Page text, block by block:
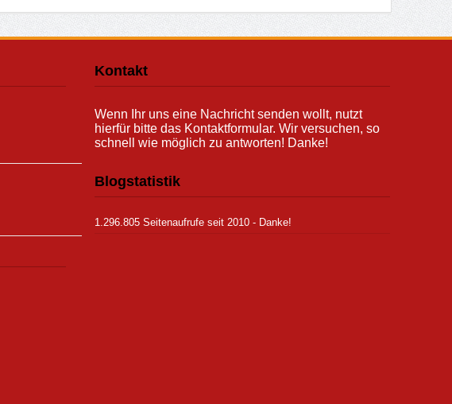
Kontakt
Wenn Ihr uns eine Nachricht senden wollt, nutzt
hierfür bitte das Kontaktformular. Wir versuchen, so
schnell wie möglich zu antworten! Danke!
Blogstatistik
1.296.805 Seitenaufrufe seit 2010 - Danke!